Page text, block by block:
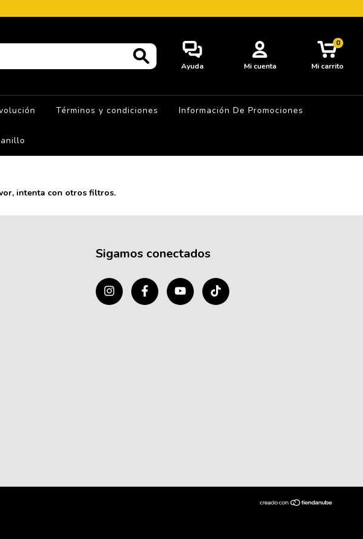
Ayuda Mi cuenta Mi carrito
0
Términos y condiciones Información De Promociones
intenta con otros filtros.
Sigamos conectados